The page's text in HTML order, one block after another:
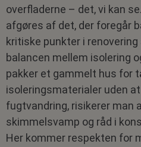
overfladerne – det, vi kan
afgøres af det, der foregår
kritiske punkter i
balancen mellem isolering
pakker et gammelt hus for
isoleringsmaterialer uden
fugtvandring, risikerer man
skimmelsvamp og råd i
Her kommer respekten for